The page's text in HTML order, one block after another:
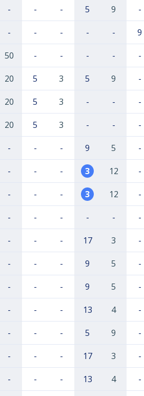
- - - 5 9 -
- - - - - 9
50 - - - - -
20 5 3 5 9 -
20 5 3 - - -
20 5 3 - - -
- - - 9 5 -
- - - 3 12 -
- - - 3 12 -
- - - - - -
- - - 17 3 -
- - - 9 5 -
- - - 9 5 -
- - - 13 4 -
- - - 5 9 -
- - - 17 3 -
- - - 13 4 -